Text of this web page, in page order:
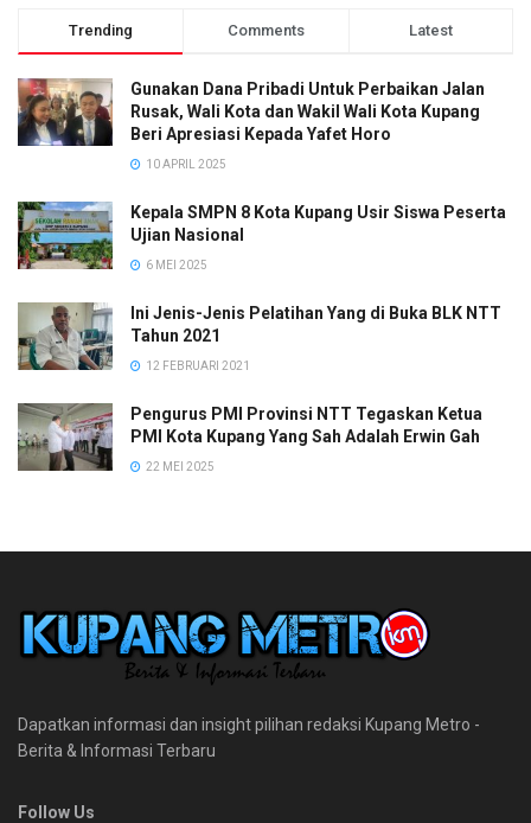
Trending Comments Latest
Gunakan Dana Pribadi Untuk Perbaikan Jalan
Rusak, Wali Kota dan Wakil Wali Kota Kupang
Beri Apresiasi Kepada Yafet Horo
10 APRIL 2025
Kepala SMPN 8 Kota Kupang Usir Siswa Peserta
Ujian Nasional
6 MEI 2025
Ini Jenis-Jenis Pelatihan Yang di Buka BLK NTT
Tahun 2021
12 FEBRUARI 2021
Pengurus PMI Provinsi NTT Tegaskan Ketua
PMI Kota Kupang Yang Sah Adalah Erwin Gah
22 MEI 2025
Dapatkan informasi dan insight pilihan redaksi Kupang Metro -
Berita & Informasi Terbaru
Follow Us